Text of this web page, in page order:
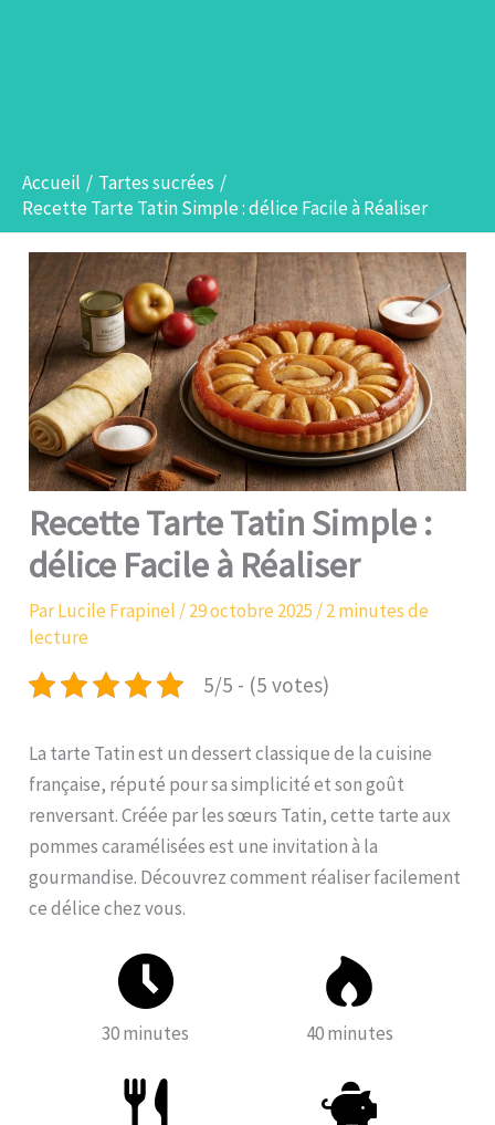
Accueil
Tartes sucrées
Recette Tarte Tatin Simple : délice Facile à Réaliser
Recette Tarte Tatin Simple :
délice Facile à Réaliser
ParLucile Frapinel /29 octobre 2025 /2 minutes de
lecture
5/5 - (5 votes)
La tarte Tatin est un dessert classique de la cuisine
française, réputé pour sa simplicité et son goût
renversant. Créée par les sœurs Tatin, cette tarte aux
pommes caramélisées est une invitation à la
gourmandise. Découvrez comment réaliser facilement
ce délice chez vous.
30 minutes 40 minutes